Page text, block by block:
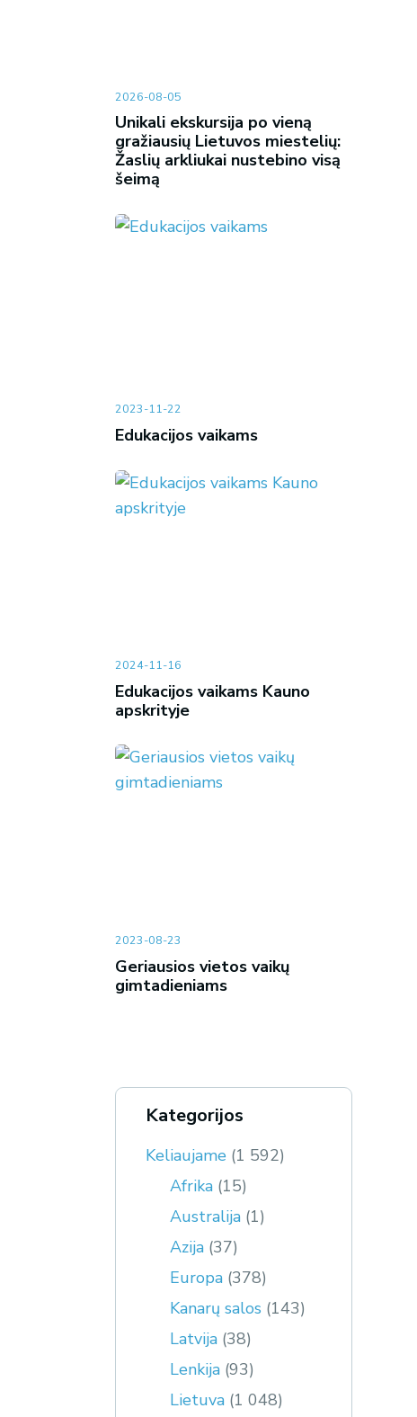
2026-08-05
Unikali ekskursija po vieną
gražiausių Lietuvos miestelių:
Žaslių arkliukai nustebino visą
šeimą
2023-11-22
Edukacijos vaikams
2024-11-16
Edukacijos vaikams Kauno
apskrityje
2023-08-23
Geriausios vietos vaikų
gimtadieniams
Kategorijos
Keliaujame (1 592)
Afrika (15)
Australija (1)
Azija (37)
Europa (378)
Kanarų salos (143)
Latvija (38)
Lenkija (93)
Lietuva (1 048)